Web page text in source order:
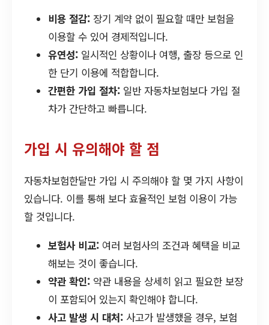
비용 절감: 장기 계약 없이 필요할 때만 보험을
이용할 수 있어 경제적입니다.
유연성: 일시적인 상황이나 여행, 출장 등으로 인
한 단기 이용에 적합합니다.
간편한 가입 절차: 일반 자동차보험보다 가입 절
차가 간단하고 빠릅니다.
가입 시 유의해야 할 점
자동차보험한달만 가입 시 주의해야 할 몇 가지 사항이
있습니다. 이를 통해 보다 효율적인 보험 이용이 가능
할 것입니다.
보험사 비교: 여러 보험사의 조건과 혜택을 비교
해보는 것이 좋습니다.
약관 확인: 약관 내용을 상세히 읽고 필요한 보장
이 포함되어 있는지 확인해야 합니다.
사고 발생 시 대처: 사고가 발생했을 경우, 보험